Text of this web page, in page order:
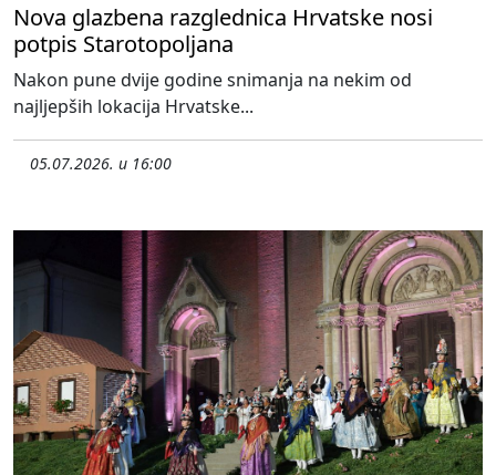
Nova glazbena razglednica Hrvatske nosi
potpis Starotopoljana
Nakon pune dvije godine snimanja na nekim od
najljepših lokacija Hrvatske...
05.07.2026. u 16:00